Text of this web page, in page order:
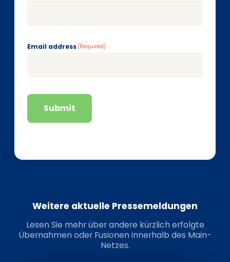
Email address (Required)
Submit
Weitere aktuelle Pressemeldungen
Lesen Sie mehr über andere kürzlich erfolgte
Übernahmen oder Fusionen innerhalb des Main-
Netzes.